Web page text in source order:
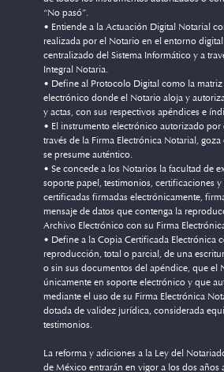
“No pasó”.
• Entiende a la Actuación Digital Notarial
realizada por el Notario en el entorno
centralizado del Sistema Informático y a
Integral Notaria.
• Define al Protocolo Digital como la matriz
electrónico donde el Notario aloja y
y actas, con sus respectivos apéndices e
• El instrumento electrónico autorizado por
través de la Firma Electrónica Notarial,
se presume auténtico.
• Se concede a los Notarios la facultad de
soporte papel, testimonios, certificaciones y
certificadas firmadas electrónicamente,
mensaje de datos que contenga la
Archivo Electrónico con su Firma
• Define a la Copia Certificada Electrónica
reproducción, total o parcial, de una
o sin sus documentos del apéndice, que el
únicamente en soporte electrónico y que
mediante el uso de su Firma Electrónica
dotada de validez jurídica, considerada
testimonios.
La reforma y adiciones a la Ley del
de México entrarán en vigor a los dos años